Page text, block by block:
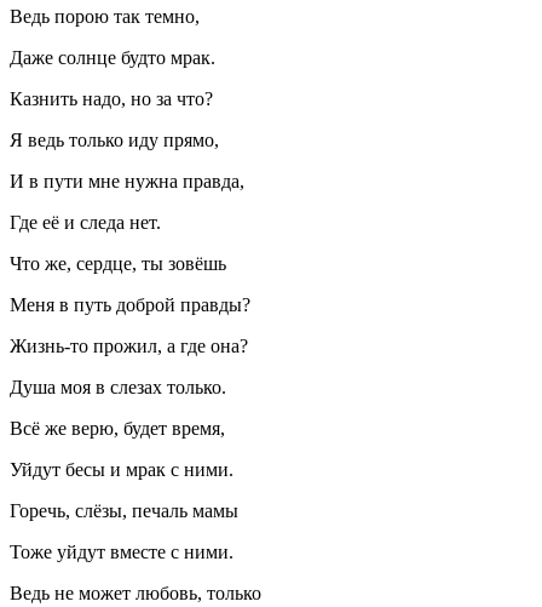
Ведь порою так темно,
Даже солнце будто мрак.
Казнить надо, но за что?
Я ведь только иду прямо,
И в пути мне нужна правда,
Где её и следа нет.
Что же, сердце, ты зовёшь
Меня в путь доброй правды?
Жизнь-то прожил, а где она?
Душа моя в слезах только.
Всё же верю, будет время,
Уйдут бесы и мрак с ними.
Горечь, слёзы, печаль мамы
Тоже уйдут вместе с ними.
Ведь не может любовь, только